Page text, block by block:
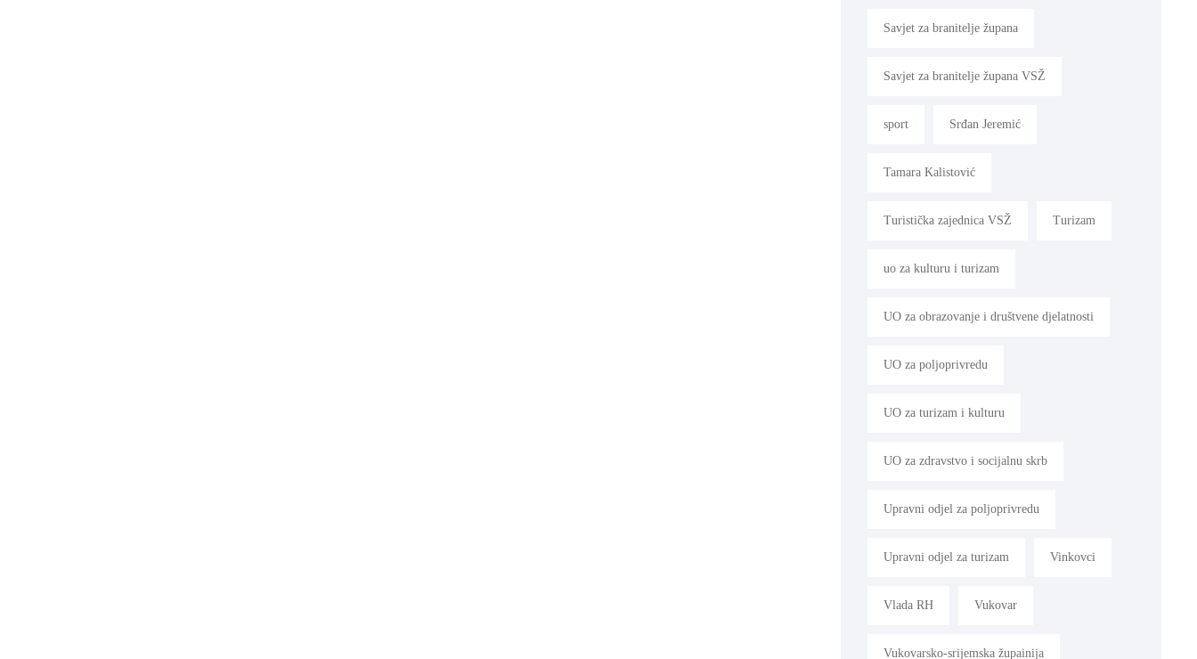
Savjet za branitelje župana
Savjet za branitelje župana VSŽ
sport Srđan Jeremić
Tamara Kalistović
Turistička zajednica VSŽ Turizam
uo za kulturu i turizam
UO za obrazovanje i društvene djelatnosti
UO za poljoprivredu
UO za turizam i kulturu
UO za zdravstvo i socijalnu skrb
Upravni odjel za poljoprivredu
Upravni odjel za turizam Vinkovci
Vlada RH Vukovar
Vukovarsko-srijemska župainija